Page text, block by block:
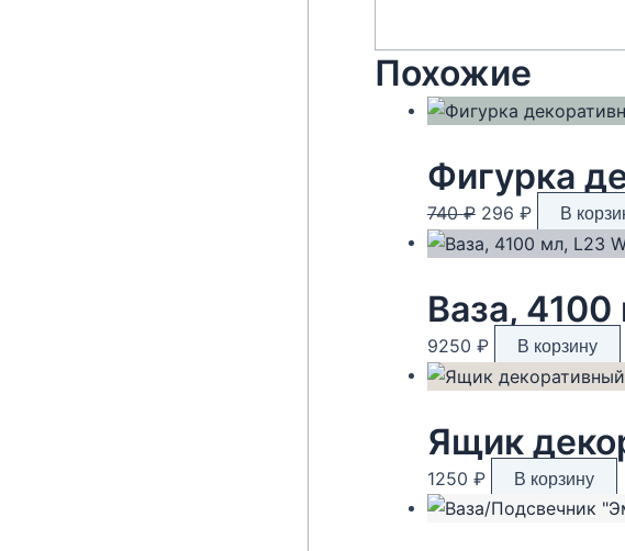
Похожие
Фигурка
740₽ Первоначальная
цена
740 ₽.
296 ₽Текущая
цена:
В
Ваза,
9250 ₽ В корзину
1250 ₽ В корзину